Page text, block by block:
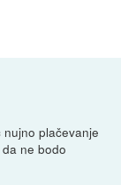
plačevanje
ne bodo